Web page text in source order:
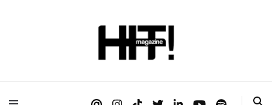
HIT!Magazine